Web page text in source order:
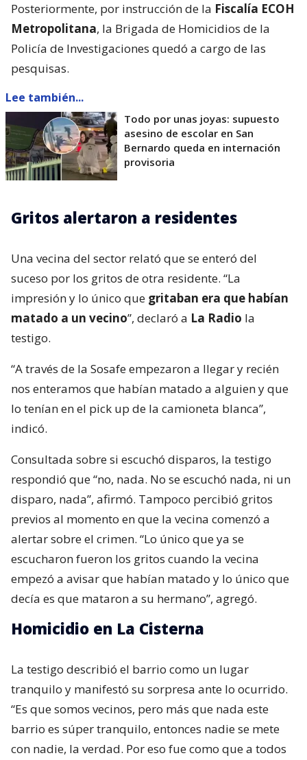
Posteriormente, por instrucción de la Fiscalía ECOH
Metropolitana, la Brigada de Homicidios de la
Policía de Investigaciones quedó a cargo de las
pesquisas.
Lee también...
Todo por unas joyas: supuesto
asesino de escolar en San
Bernardo queda en internación
provisoria
Gritos alertaron a residentes
Una vecina del sector relató que se enteró del
suceso por los gritos de otra residente. “La
impresión y lo único que gritaban era que habían
matado a un vecino”, declaró a La Radio la
testigo.
“A través de la Sosafe empezaron a llegar y recién
nos enteramos que habían matado a alguien y que
lo tenían en el pick up de la camioneta blanca”,
indicó.
Consultada sobre si escuchó disparos, la testigo
respondió que “no, nada. No se escuchó nada, ni un
disparo, nada”, afirmó. Tampoco percibió gritos
previos al momento en que la vecina comenzó a
alertar sobre el crimen. “Lo único que ya se
escucharon fueron los gritos cuando la vecina
empezó a avisar que habían matado y lo único que
decía es que mataron a su hermano”, agregó.
Homicidio en La Cisterna
La testigo describió el barrio como un lugar
tranquilo y manifestó su sorpresa ante lo ocurrido.
“Es que somos vecinos, pero más que nada este
barrio es súper tranquilo, entonces nadie se mete
con nadie, la verdad. Por eso fue como que a todos